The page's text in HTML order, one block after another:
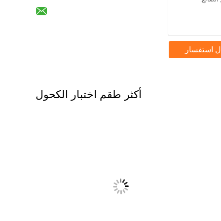
استفسار
أكثر طقم اختبار الكحول